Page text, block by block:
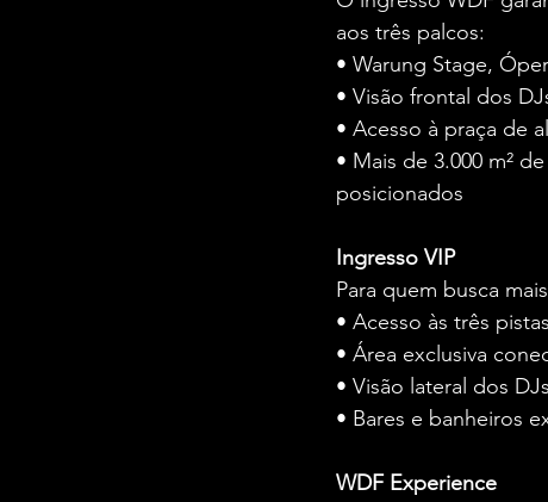
aos três palcos:
• Warung Stage,
• Visão frontal dos
• Acesso à praça de
• Mais de 3.000 m²
posicionados
Ingresso VIP
Para quem busca
• Acesso às três
• Área exclusiva
• Visão lateral dos
• Bares e banheiros
WDF Experience